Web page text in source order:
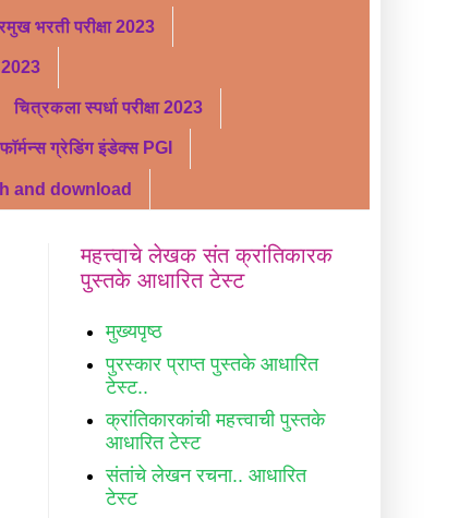
भरती परीक्षा 2023
2023
चित्रकला स्पर्धा परीक्षा 2023
ग्रेडिंग इंडेक्स PGI
and download
महत्त्वाचे लेखक संत क्रांतिकारक
पुस्तके आधारित टेस्ट
मुख्यपृष्ठ
पुरस्कार प्राप्त पुस्तके आधारित
टेस्ट..
क्रांतिकारकांची महत्त्वाची पुस्तके
आधारित टेस्ट
संतांचे लेखन रचना.. आधारित
टेस्ट